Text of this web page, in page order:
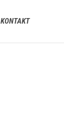
KONTAKT